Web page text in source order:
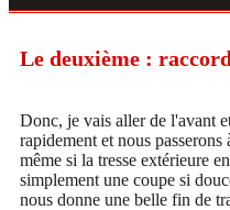
Le deuxième :
Donc, je vais aller de l'avant
rapidement et nous
même si la tresse extérieure
simplement une coupe si
nous donne une belle fin de